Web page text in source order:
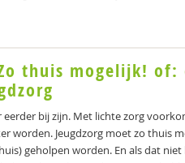
thuis mogelijk! of:
eerder bij zijn. Met lichte zorg
worden. Jeugdzorg moet zo thuis
geholpen worden. En als dat niet